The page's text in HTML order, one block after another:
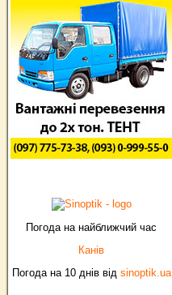
Погода на найближчий час
Канів
Погода на 10 днів від sinoptik.ua